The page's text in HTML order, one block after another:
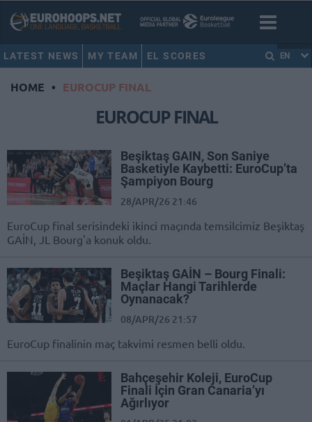
LATEST NEWS MY TEAM EL SCORES EN
HOME • EUROCUP FINAL
EUROCUP FINAL
Beşiktaş GAIN, Son Saniye
Basketiyle Kaybetti: EuroCup’ta
Şampiyon Bourg
28/APR/26 21:46
EuroCup final serisindeki ikinci maçında temsilcimiz Beşiktaş
GAİN, JL Bourg'a konuk oldu.
Beşiktaş GAİN – Bourg Finali:
Maçlar Hangi Tarihlerde
Oynanacak?
08/APR/26 21:57
EuroCup finalinin maç takvimi resmen belli oldu.
Bahçeşehir Koleji, EuroCup
Finali İçin Gran Canaria’yı
Ağırlıyor